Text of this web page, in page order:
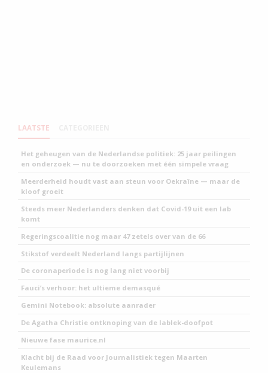
LAATSTE
Het geheugen van de Nederlandse politiek: 25 jaar peilingen
en onderzoek — nu te doorzoeken met één simpele vraag
Meerderheid houdt vast aan steun voor Oekraïne — maar de
kloof groeit
Steeds meer Nederlanders denken dat Covid-19 uit een lab
komt
Regeringscoalitie nog maar 47 zetels over van de 66
Stikstof verdeelt Nederland langs partijlijnen
De coronaperiode is nog lang niet voorbij
Fauci’s verhoor: het ultieme demasqué
Gemini Notebook: absolute aanrader
De Agatha Christie ontknoping van de lablek-doofpot
Nieuwe fase maurice.nl
Klacht bij de Raad voor Journalistiek tegen Maarten
Keulemans